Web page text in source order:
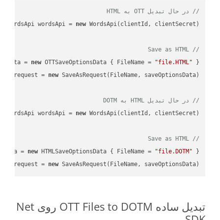
// در حال تبدیل OTT به HTML
WordsApi wordsApi = new
// Save as HTML
= new OTTSaveOptionsData { FileName = "file.HTML" };
request = new
// در حال تبدیل HTML به DOTM
WordsApi wordsApi = new
// Save as HTML
= new HTMLSaveOptionsData { FileName = "file.DOTM" };
request = new SaveAsRequest(FileName, saveOptionsData);
تبدیل ساده OTT Files to DOTM روی Net